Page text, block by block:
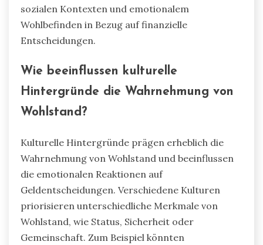
sozialen Kontexten und emotionalem
Wohlbefinden in Bezug auf finanzielle
Entscheidungen.
Wie beeinflussen kulturelle
Hintergründe die Wahrnehmung von
Wohlstand?
Kulturelle Hintergründe prägen erheblich die
Wahrnehmung von Wohlstand und beeinflussen
die emotionalen Reaktionen auf
Geldentscheidungen. Verschiedene Kulturen
priorisieren unterschiedliche Merkmale von
Wohlstand, wie Status, Sicherheit oder
Gemeinschaft. Zum Beispiel könnten